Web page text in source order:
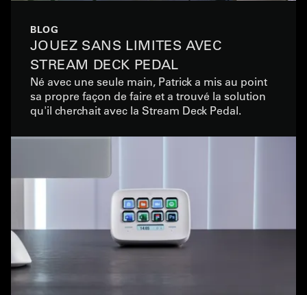
BLOG
JOUEZ SANS LIMITES AVEC
STREAM DECK PEDAL
Né avec une seule main, Patrick a mis au point
sa propre façon de faire et a trouvé la solution
qu'il cherchait avec la Stream Deck Pedal.